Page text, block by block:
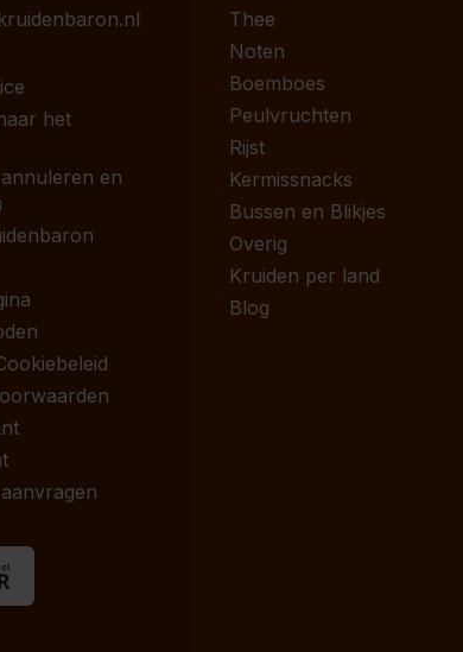
het
en
Thee
Noten
Boemboes
Peulvruchten
Rijst
Kermissnacks
Bussen en Blikjes
Overig
Kruiden per land
Blog